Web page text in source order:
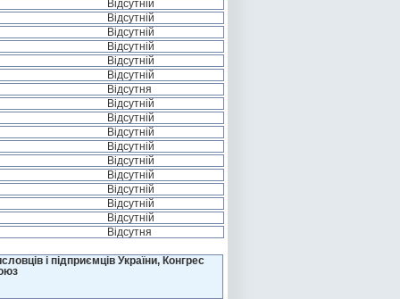
Відсутній
Відсутній
Відсутній
Відсутній
Відсутній
Відсутній
Відсутня
Відсутній
Відсутній
Відсутній
Відсутній
Відсутній
Відсутній
Відсутній
Відсутній
Відсутній
Відсутня
і підприємців України, Конгрес